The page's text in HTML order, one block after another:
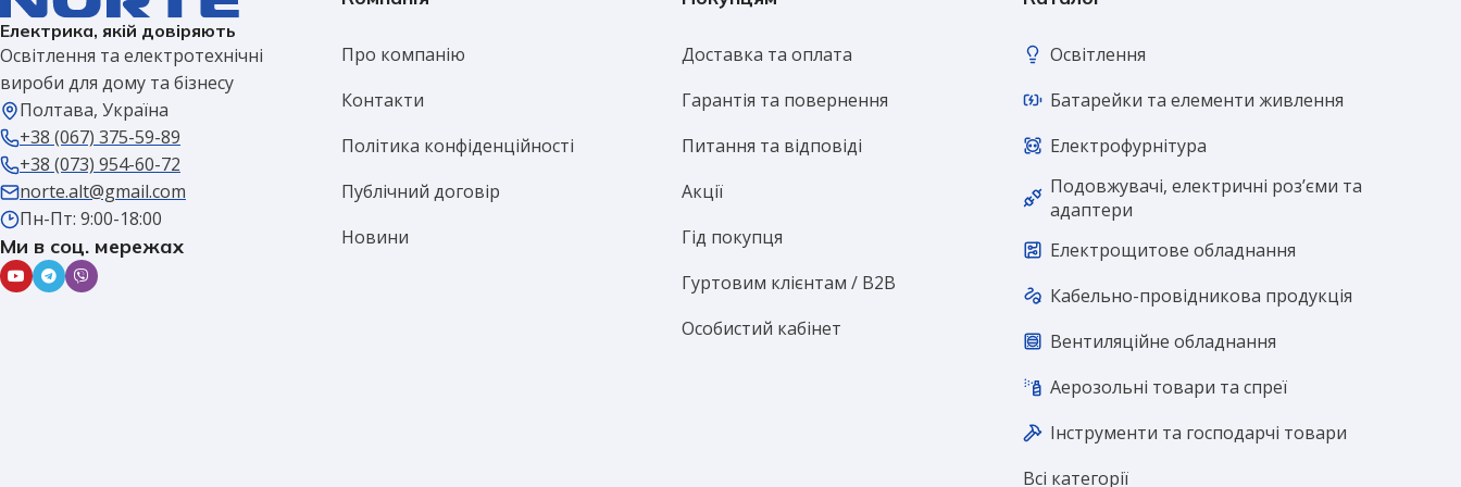
Електрика, якій довіряють
Освітлення та електротехнічні
вироби для дому та бізнесу
Полтава, Україна
+38 (067) 375-59-89
+38 (073) 954-60-72
norte.alt@gmail.com
Пн-Пт: 9:00-18:00
Ми в соц. мережах
Про компанію
Контакти
Політика конфіденційності
Публічний договір
Новини
Доставка та оплата
Гарантія та повернення
Питання та відповіді
Акції
Гід покупця
Гуртовим клієнтам / B2B
Особистий кабінет
Освітлення
Батарейки та елементи живлення
Електрофурнітура
Подовжувачі, електричні розʼєми та
адаптери
Електрощитове обладнання
Кабельно-провідникова продукція
Вентиляційне обладнання
Аерозольні товари та спреї
Інструменти та господарчі товари
Всі категорії